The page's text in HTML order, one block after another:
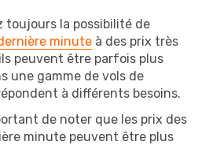
toujours la possibilité de
minute à des prix très
peuvent être parfois plus
une gamme de vols de
à différents besoins.
de noter que les prix des
minute peuvent être plus